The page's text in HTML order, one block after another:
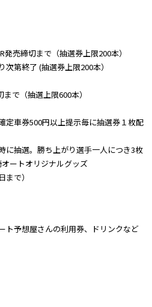
売締切まで（抽選券上限200本）
第終了 (抽選券上限200本）
で（抽選上限600本）
定車券500円以上提示毎に抽選券１枚配
に抽選。勝ち上がり選手一人につき3枚
ートオリジナルグッズ
で）
ト予想屋さんの利用券、ドリンクなど